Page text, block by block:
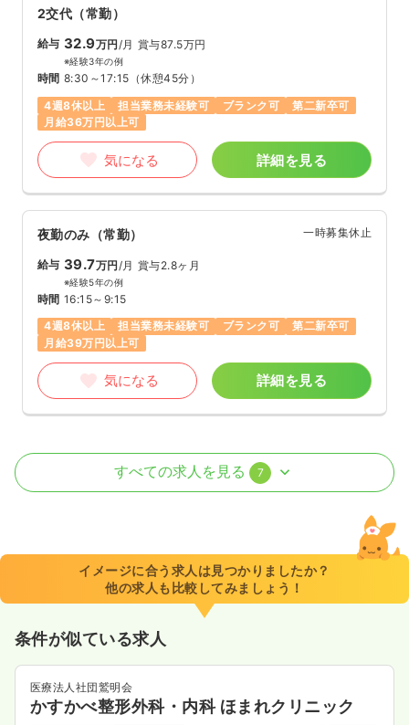
2交代（常勤）
給与 32.9万円/月 賞与87.5万円
※経験3年の例
時間 8:30～17:15 （休憩45分）
4週8休以上
担当業務未経験可 ブランク可
第二新卒可
月給36万円以上可
気になる 詳細を見る
夜勤のみ（常勤） 一時募集休止
給与 39.7万円/月 賞与2.8ヶ月
※経験5年の例
時間 16:15～9:15
4週8休以上
担当業務未経験可 ブランク可
第二新卒可
月給39万円以上可
気になる 詳細を見る
外来
8:30～17:15
日祝休み
4週8休以上 担当業務未経験可
ブランク可
月給29万円以上可
すべての求人を見る 7
イメージに合う求人は見つかりましたか？
他の求人も比較してみましょう！
条件が似ている求人
医療法人社団鷲明会
かすかべ整形外科・内科 ほまれクリニック